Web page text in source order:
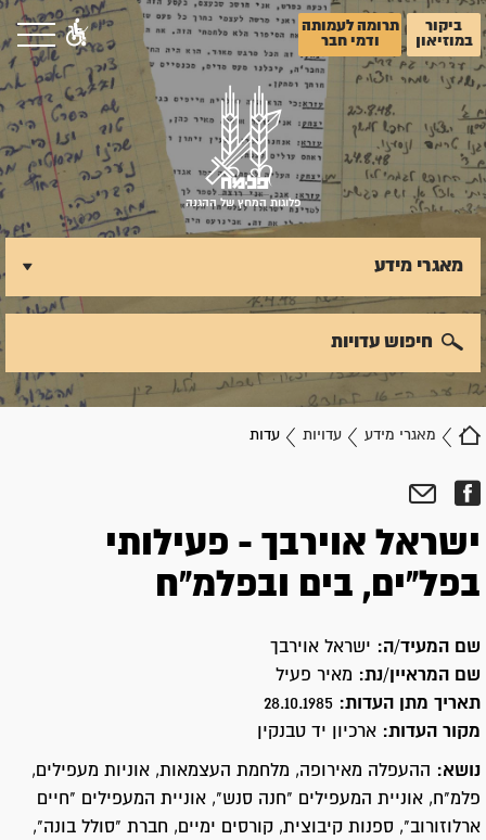
ביקור
במוזיאון
תרומה לעמותה
ודמי חבר
פלוגות המחץ של ההגנה
מאגרי מידע עדויות עדות
מאגרי מידע
חיפוש עדויות
ישראל אוירבך - פעילותי
בפל"ים, בים ובפלמ"ח
שם המעיד/ה: ישראל אוירבך
שם המראיין/נת: מאיר פעיל
תאריך מתן העדות: 28.10.1985
מקור העדות: ארכיון יד טבנקין
נושא:
ההעפלה מאירופה, מלחמת העצמאות, אוניות מעפילים,
פלמ"ח, אוניית המעפילים "חנה סנש", אוניית המעפילים "חיים
ארלוזורוב", ספנות קיבוצית, קורסים ימיים, חברת "סולל בונה",